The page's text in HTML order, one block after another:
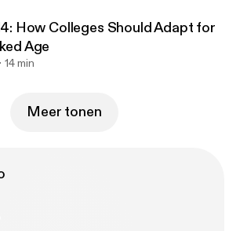
How Colleges Should Adapt for
Age
14 min
Meer tonen